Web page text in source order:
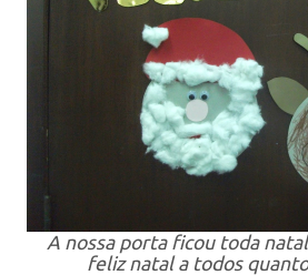
A nossa porta ficou toda
feliz natal a todos